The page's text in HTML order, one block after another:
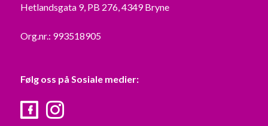
Hetlandsgata 9, PB 276, 4349 Bryne
Org.nr.: 993518905
Følg oss på Sosiale medier:
FacebookInstagram